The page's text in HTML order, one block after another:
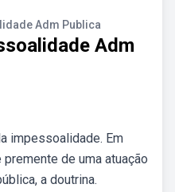
Adm Publica
Adm
impessoalidade. Em
de uma atuação
a doutrina.